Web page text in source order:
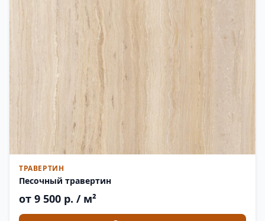
ТРАВЕРТИН
Песочный травертин
от 9 500 р. / м²